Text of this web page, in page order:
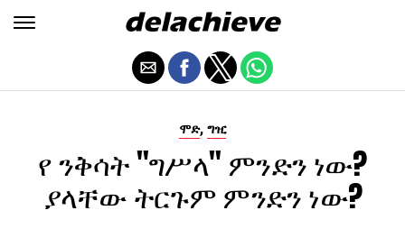
ሞድ, ግዢ
የ ንቅሳት "ግሥላ" ምንድን ነው?
ያላቸው ትርጉም ምንድን ነው?